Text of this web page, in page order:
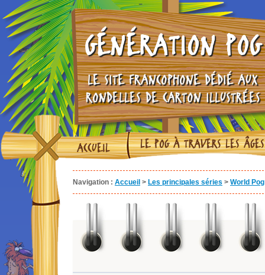
GÉNÉRATION POG
LE SITE FRANCOPHONE DÉDIÉ AUX
RONDELLES DE CARTON ILLUSTRÉES
ACCUEIL LE POG À TRAVERS LES ÂGES
Navigation : Accueil > Les principales séries > World